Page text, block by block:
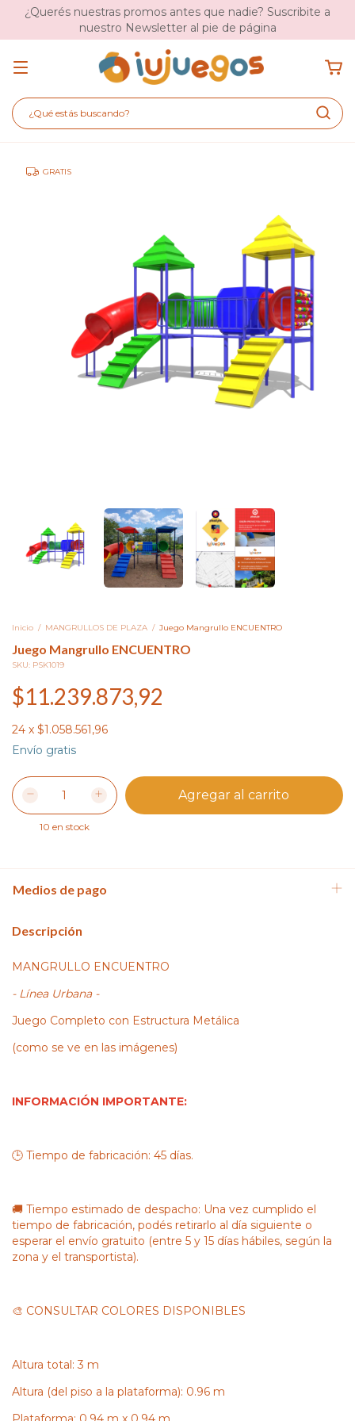
¿Querés nuestras promos antes que nadie? Suscribite a
nuestro Newsletter al pie de página
GRATIS
Inicio / MANGRULLOS DE PLAZA / Juego Mangrullo ENCUENTRO
Juego Mangrullo ENCUENTRO
SKU: PSK1019
$11.239.873,92
24 x $1.058.561,96
Envío gratis
10 en stock
Medios de pago
Descripción
MANGRULLO ENCUENTRO
- Línea Urbana -
Juego Completo con Estructura Metálica
(como se ve en las imágenes)
INFORMACIÓN IMPORTANTE:
🕒 Tiempo de fabricación: 45 días.
🚚 Tiempo estimado de despacho: Una vez cumplido el
tiempo de fabricación, podés retirarlo al día siguiente o
esperar el envío gratuito (entre 5 y 15 días hábiles, según la
zona y el transportista).
🎨 CONSULTAR COLORES DISPONIBLES
Altura total: 3 m
Altura (del piso a la plataforma): 0.96 m